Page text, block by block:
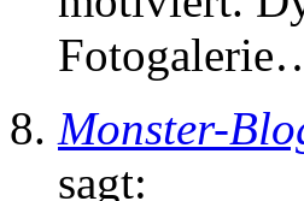
Monster-
sagt: